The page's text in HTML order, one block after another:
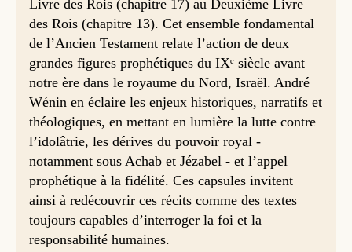
Livre des Rois (chapitre 17) au Deuxième Livre
des Rois (chapitre 13). Cet ensemble fondamental
de l’Ancien Testament relate l’action de deux
grandes figures prophétiques du IXᵉ siècle avant
notre ère dans le royaume du Nord, Israël. André
Wénin en éclaire les enjeux historiques, narratifs et
théologiques, en mettant en lumière la lutte contre
l’idolâtrie, les dérives du pouvoir royal -
notamment sous Achab et Jézabel - et l’appel
prophétique à la fidélité. Ces capsules invitent
ainsi à redécouvrir ces récits comme des textes
toujours capables d’interroger la foi et la
responsabilité humaines.